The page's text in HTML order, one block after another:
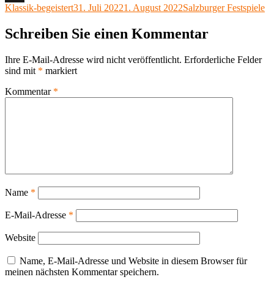
X
Autor
Klassik-begeistertVeröffentlicht
31. Juli 20221. August 2022Kategorien
Salzburger Festspiele
Schreiben Sie einen Kommentar
Ihre E-Mail-Adresse wird nicht veröffentlicht. Erforderliche Felder
sind mit * markiert
Kommentar *
Name *
E-Mail-Adresse *
Website
Name, E-Mail-Adresse und Website in diesem Browser für
meinen nächsten Kommentar speichern.